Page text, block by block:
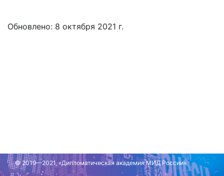
Обновлено: 8 октября 2021 г.
© 2019—2021, «Дипломатическая академия МИД России»